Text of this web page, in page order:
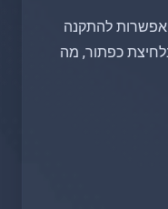
אפשרות להתקנה
כפתור, מה